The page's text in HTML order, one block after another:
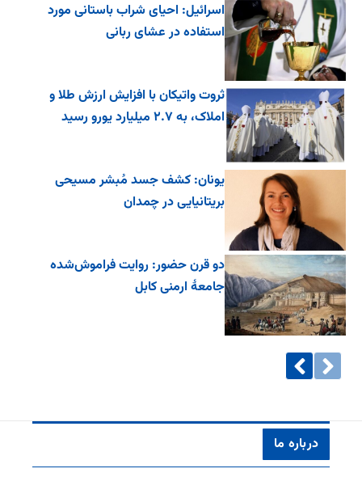
اسرائیل: احیای شراب باستانی مورد
استفاده در عشای ربانی
ثروت واتیکان با افزایش ارزش طلا و
املاک، به ۲.۷ میلیارد یورو رسید
یونان: کشف جسد مُبشر مسیحی
بریتانیایی در چمدان
دو قرن حضور: روایت فراموش‌شده
جامعۀ ارمنی کابل
درباره ما